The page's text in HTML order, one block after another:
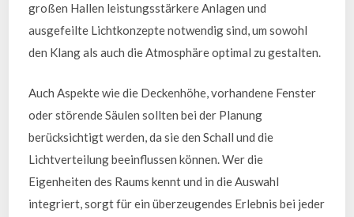
großen Hallen leistungsstärkere Anlagen und
ausgefeilte Lichtkonzepte notwendig sind, um sowohl
den Klang als auch die Atmosphäre optimal zu gestalten.
Auch Aspekte wie die Deckenhöhe, vorhandene Fenster
oder störende Säulen sollten bei der Planung
berücksichtigt werden, da sie den Schall und die
Lichtverteilung beeinflussen können. Wer die
Eigenheiten des Raums kennt und in die Auswahl
integriert, sorgt für ein überzeugendes Erlebnis bei jeder